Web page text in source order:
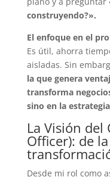
construyendo?».
El enfoque en el
Es útil, ahorra
aisladas. Sin
la que genera
transforma
sino en la
La Visión del
Officer): de
Desde mi rol como